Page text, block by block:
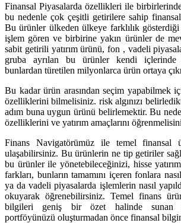
Finansal Piyasalarda özellikleri ile
bu nedenle çok çeşitli getirilere sahip
Bu ürünler ülkeden ülkeye farklılık
işlem gören ve birbirine yakın ürünler de
sabit getirili yatırım ürünü, fon , vadeli
gruba ayrılan bu ürünler kendi
bunlardan türetilen milyonlarca ürün ortaya
Bu kadar ürün arasından seçim yapabilmek
özelliklerini bilmelisiniz. risk algınızı
adım buna uygun ürünü belirlemektir. Bu
özelliklerini ve yatırım amaçlarını
Finans Navigatörümüz ile temel finansal
ulaşabilirsiniz. Bu ürünlerin ne tip getiriler
bu ürünler ile yönetebileceğinizi, hisse
farkları, bunların tamamını içeren fonlara nasıl
ya da vadeli piyasalarda işlemlerin nasıl
okuyarak öğrenebilirsiniz. Temel finans
bilgileri geniş bir özet halinde sunan
portföyünüzü oluşturmadan önce finansal